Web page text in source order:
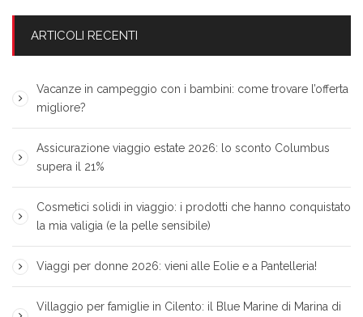
ARTICOLI RECENTI
Vacanze in campeggio con i bambini: come trovare l’offerta
migliore?
Assicurazione viaggio estate 2026: lo sconto Columbus
supera il 21%
Cosmetici solidi in viaggio: i prodotti che hanno conquistato
la mia valigia (e la pelle sensibile)
Viaggi per donne 2026: vieni alle Eolie e a Pantelleria!
Villaggio per famiglie in Cilento: il Blue Marine di Marina di